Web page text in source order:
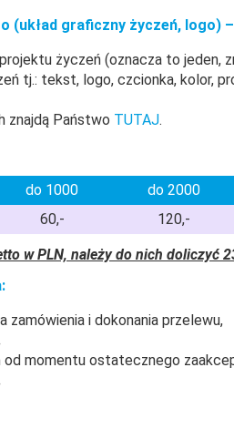
graficzny życzeń, logo) –
życzeń (oznacza to
tj.: tekst, logo, czcionka, kolor,
znajdą Państwo TUTAJ.
do 1000 do 2000
60,- 120,-
w PLN, należy do nich doliczyć
zamówienia i dokonania przelewu,
momentu ostatecznego